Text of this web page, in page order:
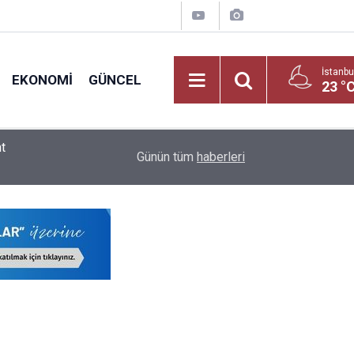
EKONOMI GÜNCEL 23
ve Meslek Liselerinin!
Günün tüm haberleri